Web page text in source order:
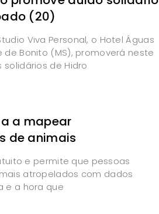
(20)
Viva Personal, o Hotel Águas
de Bonito (MS), promoverá neste
solidários de Hidro
a mapear
de animais
e permite que pessoas
atropelados com dados
e a hora que